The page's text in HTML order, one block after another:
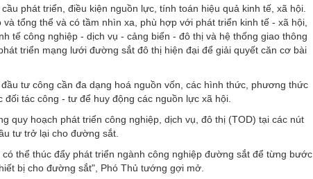
phát triển, điều kiện nguồn lực, tính toán hiệu quả kinh tế, xã hội.
tổng thể và có tầm nhìn xa, phù hợp với phát triển kinh tế - xã hội,
tế công nghiệp - dịch vụ - cảng biển - đô thị và hệ thống giao thông
triển mạng lưới đường sắt đô thị hiện đại để giải quyết căn cơ bài
tư công cần đa dạng hoá nguồn vốn, các hình thức, phương thức
tác công - tư để huy động các nguồn lực xã hội.
quy hoạch phát triển công nghiệp, dịch vụ, đô thị (TOD) tại các nút
tư trở lại cho đường sắt.
thể thúc đẩy phát triển ngành công nghiệp đường sắt để từng bước
bị cho đường sắt", Phó Thủ tướng gợi mở.